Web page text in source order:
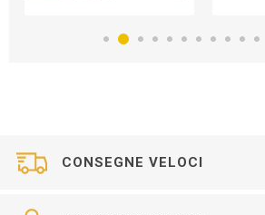
CONSEGNE VELOCI